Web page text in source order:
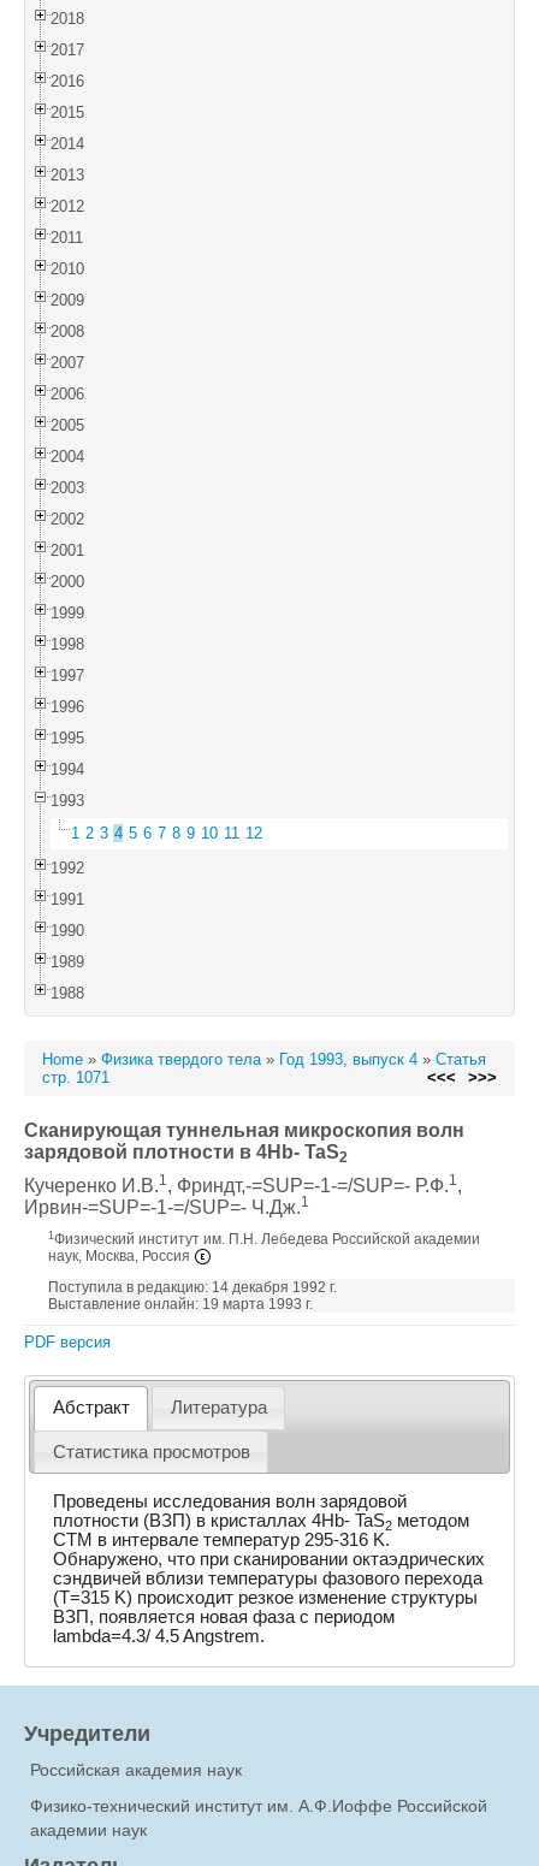
2018
2017
2016
2015
2014
2013
2012
2011
2010
2009
2008
2007
2006
2005
2004
2003
2002
2001
2000
1999
1998
1997
1996
1995
1994
1993
1 2 3 4 5 6 7 8 9 10 11 12
1992
1991
1990
1989
1988
Home » Физика твердого тела» Год 1993, выпуск 4 » Статья
стр. 1071
<<< >>>
Сканирующая туннельная микроскопия волн
зарядовой плотности в 4Hb- TaS2
Кучеренко И.В.1, Фриндт,-=SUP=-1-=/SUP=- Р.Ф.1,
Ирвин-=SUP=-1-=/SUP=- Ч.Дж.1
1 Физический институт им. П.Н. Лебедева Российской академии
наук, Москва, Россия
Поступила в редакцию: 14 декабря 1992 г.
Выставление онлайн: 19 марта 1993 г.
PDF версия
Абстракт Литература
Статистика просмотров
Проведены исследования волн зарядовой
плотности (ВЗП) в кристаллах 4Hb- TaS2 методом
СТМ в интервале температур 295-316 K.
Обнаружено, что при сканировании октаэдрических
сэндвичей вблизи температуры фазового перехода
(T=315 K) происходит резкое изменение структуры
ВЗП, появляется новая фаза с периодом
lambda=4.3/ 4.5 Angstrem.
Учредители
Российская академия наук
Физико-технический институт им. А.Ф.Иоффе Российской
академии наук